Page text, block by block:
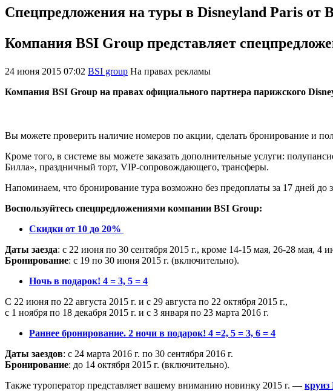
Спецпредложения на туры в Disneyland Paris от
Компания BSI Group представляет
24 июня 2015 07:02 BSI group На правах рекламы
Компания BSI Group на правах официального партнера парижского
Вы можете проверить наличие номеров по акции, сделать бронирование и
Кроме того, в системе вы можете заказать дополнительные услуги:
Билла», праздничный торт, VIP-сопровождающего, трансферы.
Напоминаем, что бронирование тура возможно без предоплаты за 17 дней до
Воспользуйтесь спецпредложениями компании BSI Group:
Скидки от 10 до 20%
Даты заезда: с 22 июня по 30 сентября 2015 г., кроме 14-15 мая, 26-28 мая, 4
Бронирование: с 19 по 30 июня 2015 г. (включительно).
Ночь в подарок! 4 = 3, 5 = 4
С 22 июня по 22 августа 2015 г. и с 29 августа по 22 октября 2015 г.,
с 1 ноября по 18 декабря 2015 г. и с 3 января по 23 марта 2016 г.
Раннее бронирование. 2 ночи в подарок! 4 =2, 5 = 3, 6 = 4
Даты заездов: с 24 марта 2016 г. по 30 сентября 2016 г.
Бронирование: до 14 октября 2015 г. (включительно).
Также туроператор представляет вашему вниманию новинку 2015 г. —